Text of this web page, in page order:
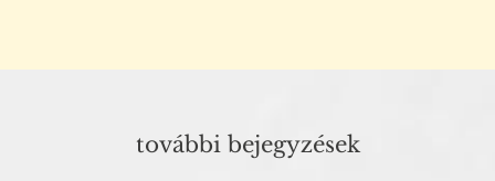
további bejegyzések